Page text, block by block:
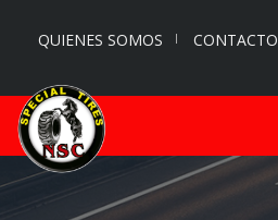
QUIENES SOMOS CONTACTO